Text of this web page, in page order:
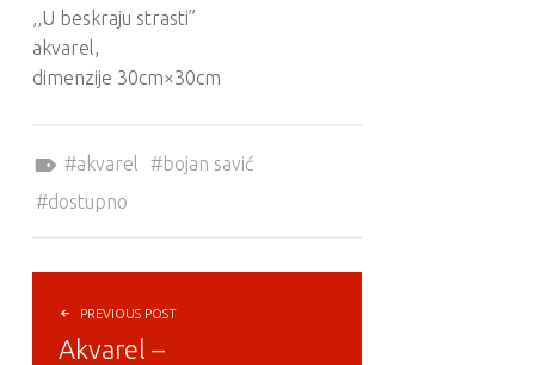
,,U beskraju strasti”
akvarel,
dimenzije 30cm×30cm
akvarel
bojan savić
dostupno
POST NAVIGATION
PREVIOUS POST
Akvarel –